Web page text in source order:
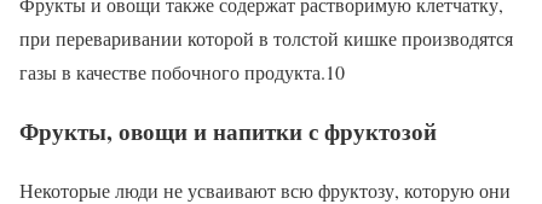
при переваривании которой в толстой кишке производятся
газы в качестве побочного продукта.10
Фрукты, овощи и напитки с фруктозой
Некоторые люди не усваивают всю фруктозу, которую они